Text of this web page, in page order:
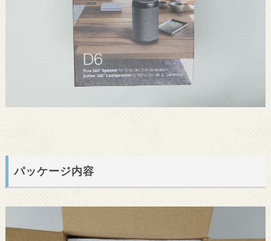
パッケージ内容